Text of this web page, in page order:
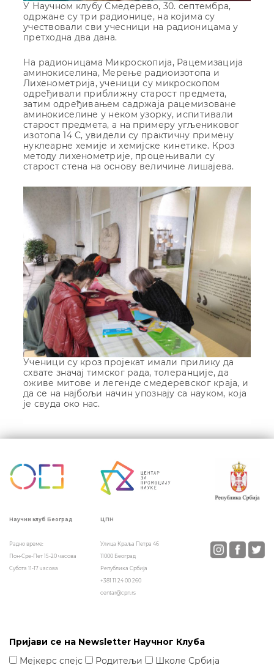
У Научном клубу Смедерево, 30. септембра,
одржане су три радионице, на којима су
учествовали сви учесници на радионицама у
претходна два дана.
На радионицама Микроскопија, Рацемизација
аминокиселина, Мерење радиоизотопа и
Лихенометрија, ученици су микроскопом
одређивали приближну старост предмета,
затим одређивањем садржаја рацемизоване
аминокиселине у неком узорку, испитивали
старост предмета, а на примеру угљениковог
изотопа 14 C, увидели су практичну примену
нуклеарне хемије и хемијске кинетике. Кроз
методу лихенометрије, процењивали су
старост стена на основу величине лишајева.
Ученици су кроз пројекат имали прилику да
схвате значај тимског рада, толеранције, да
оживе митове и легенде смедеревског краја, и
да се на најбољи начин упознају са науком, која
је свуда око нас.
Кретање
Научни клуб Београд
Радно време:
Пон-Сре-Пет 15-20 часова
Субота 11-17 часова
ЦПН
Улица Краља Петра 46
11000 Београд
Република Србија
+381 11 24 00 260
centar@cpn.rs
Пријави се на Newsletter Научног Клуба
Мејкерс спејс
Родитељи Школе Србија